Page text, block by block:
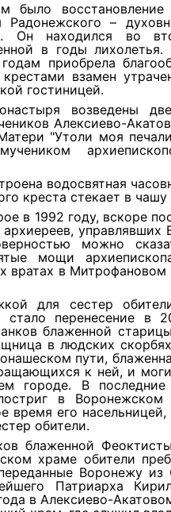
восстановление
–
Он находился во
в годы лихолетья.
приобрела
взамен
гостиницей.
возведены
Алексиево-
"Утоли моя
водосвятная
креста стекает в чашу
в 1992 году, вскоре
управлявших
можно
мощи
вратах в
для сестер
перенесение в
блаженной
в людских
пути,
к ней, и
городе. В последние
в Воронежском
время его насельницей,
обители.
блаженной
храме обители
Воронежу из
Патриарха
в Алексиево-